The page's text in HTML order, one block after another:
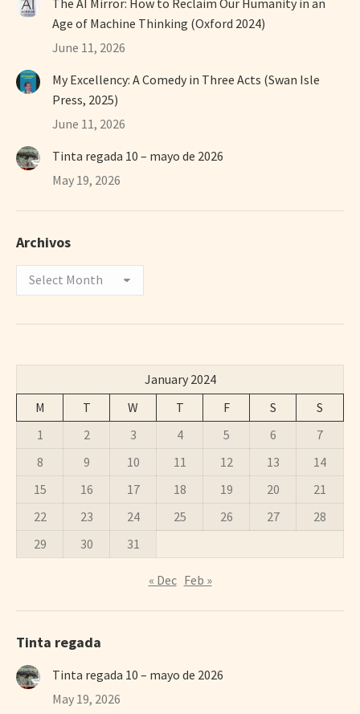
Age of Machine Thinking (Oxford 2024)
June 11, 2026
My Excellency: A Comedy in Three Acts (Swan Isle
Press, 2025)
June 11, 2026
Tinta regada 10 – mayo de 2026
May 19, 2026
Archivos
Archivos
January 2024
M
T W T F S
S
1
2 3 4 5 6
7
8
9 10 11 12 13
14
15
16 17 18 19 20
21
22
23 24 25 26 27
28
29
30 31
« Dec Feb »
Tinta regada
Tinta regada 10 – mayo de 2026
May 19, 2026